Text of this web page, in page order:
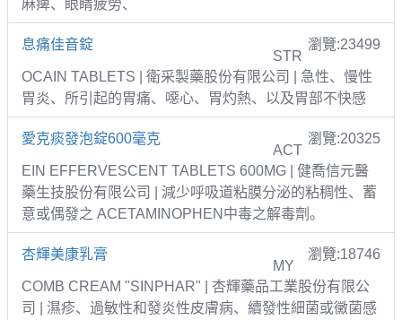
麻痺、眼睛疲勞、
息痛佳音錠 瀏覽:23499
STR
OCAIN TABLETS | 衛采製藥股份有限公司 | 急性、慢性
胃炎、所引起的胃痛、噁心、胃灼熱、以及胃部不快感
愛克痰發泡錠600毫克 瀏覽:20325
ACT
EIN EFFERVESCENT TABLETS 600MG | 健喬信元醫
藥生技股份有限公司 | 減少呼吸道粘膜分泌的粘稠性、蓄
意或偶發之 ACETAMINOPHEN中毒之解毒劑。
杏輝美康乳膏 瀏覽:18746
MY
COMB CREAM "SINPHAR" | 杏輝藥品工業股份有限公
司 | 濕疹、過敏性和發炎性皮膚病、續發性細菌或黴菌感